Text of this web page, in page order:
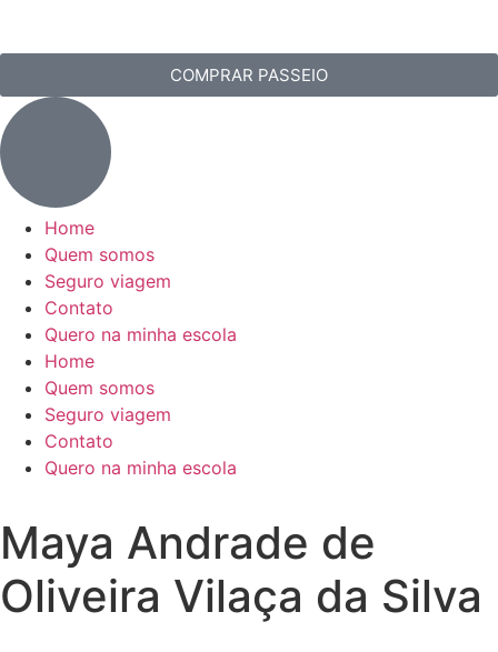
COMPRAR PASSEIO
Home
Quem somos
Seguro viagem
Contato
Quero na minha escola
Home
Quem somos
Seguro viagem
Contato
Quero na minha escola
Maya Andrade de
Oliveira Vilaça da Silva